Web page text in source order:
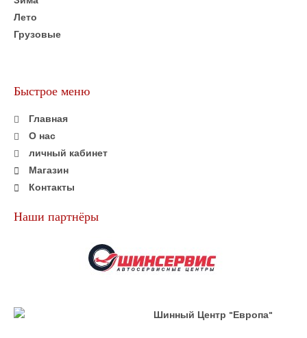
Лето
Грузовые
Быстрое меню
Главная
О нас
личный кабинет
Магазин
Контакты
Наши партнёры